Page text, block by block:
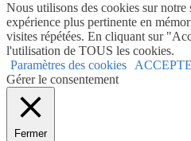
Nous utilisons des cookies sur
expérience plus pertinente en
visites répétées. En cliquant sur
l'utilisation de TOUS les cookies.
Paramètres des cookies
Gérer le consentement
Fermer